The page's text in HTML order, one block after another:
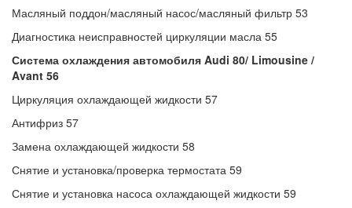
Масляный поддон/масляный насос/масляный фильтр 53
Диагностика неисправностей циркуляции масла 55
Система охлаждения автомобиля Audi 80/ Limousine /
Avant 56
Циркуляция охлаждающей жидкости 57
Антифриз 57
Замена охлаждающей жидкости 58
Снятие и установка/проверка термостата 59
Снятие и установка насоса охлаждающей жидкости 59